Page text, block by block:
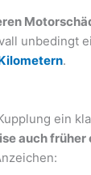
unbedingt
.
ein
auch